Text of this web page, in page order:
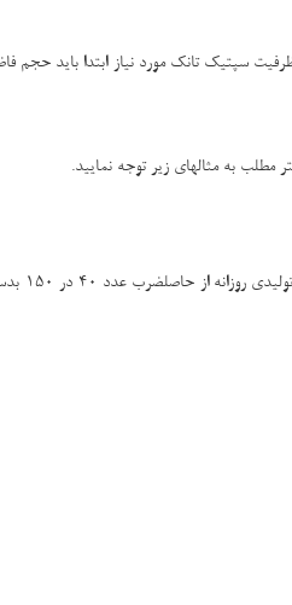
سپتیک تانک مورد نیاز ابتدا باید حجم
مطلب به مثالهای زیر توجه نمایید.
طبق سرانه ردیف 1 جدول